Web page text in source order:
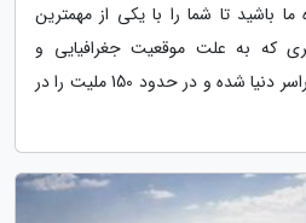
باشید تا شما را با یکی از مهمترین
که به علت موقعیت جغرافیایی و
سیاسی، خانه افراد زیادی از سراسر دنیا شده و در حدود 150 ملیت را در